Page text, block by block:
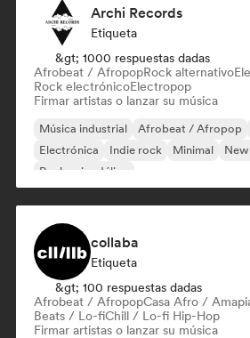
Archi Records
Etiqueta
&gt; 1000 respuestas dadas
Afrobeat / AfropopRock alternativo
Rock electrónicoElectropop
Firmar artistas o lanzar su música
Música industrial Afrobeat / Afropop
Electrónica
Indie rock Minimal
Rock psicodélico
collaba
Etiqueta
&gt; 100 respuestas dadas
Afrobeat / AfropopCasa Afro /
Beats / Lo-fiChill / Lo-fi Hip-Hop
Firmar artistas o lanzar su música